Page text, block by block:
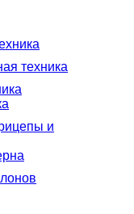
техника
и